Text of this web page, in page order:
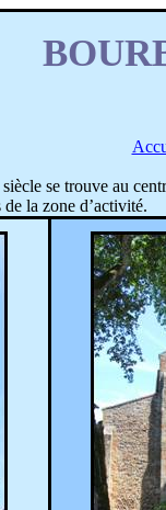
se trouve au
la zone d’activité.